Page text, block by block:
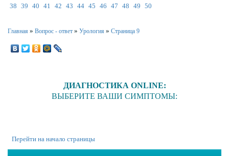
38 39 40 41 42 43 44 45 46 47 48 49 50
Главная » Вопрос - ответ » Урология » Страница 9
ДИАГНОСТИКА ONLINE:
ВЫБЕРИТЕ ВАШИ СИМПТОМЫ:
Перейти на начало страницы